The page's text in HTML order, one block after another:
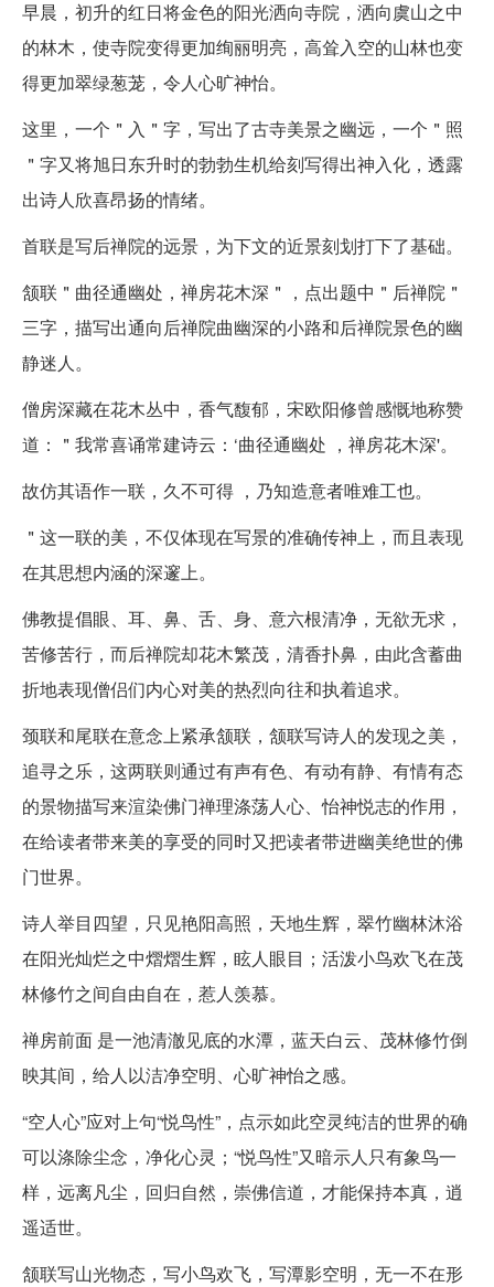
早晨，初升的红日将金色的阳光洒向寺院，洒向虞山之中
的林木，使寺院变得更加绚丽明亮，高耸入空的山林也变
得更加翠绿葱茏，令人心旷神怡。
这里，一个＂入＂字，写出了古寺美景之幽远，一个＂照
＂字又将旭日东升时的勃勃生机给刻写得出神入化，透露
出诗人欣喜昂扬的情绪。
首联是写后禅院的远景，为下文的近景刻划打下了基础。
颔联＂曲径通幽处，禅房花木深＂，点出题中＂后禅院＂
三字，描写出通向后禅院曲幽深的小路和后禅院景色的幽
静迷人。
僧房深藏在花木丛中，香气馥郁，宋欧阳修曾感慨地称赞
道：＂我常喜诵常建诗云：‘曲径通幽处 ，禅房花木深'。
故仿其语作一联，久不可得 ，乃知造意者唯难工也。
＂这一联的美，不仅体现在写景的准确传神上，而且表现
在其思想内涵的深邃上。
佛教提倡眼、耳、鼻、舌、身、意六根清净，无欲无求，
苦修苦行，而后禅院却花木繁茂，清香扑鼻，由此含蓄曲
折地表现僧侣们内心对美的热烈向往和执着追求。
颈联和尾联在意念上紧承颔联，颔联写诗人的发现之美，
追寻之乐，这两联则通过有声有色、有动有静、有情有态
的景物描写来渲染佛门禅理涤荡人心、怡神悦志的作用，
在给读者带来美的享受的同时又把读者带进幽美绝世的佛
门世界。
诗人举目四望，只见艳阳高照，天地生辉，翠竹幽林沐浴
在阳光灿烂之中熠熠生辉，眩人眼目；活泼小鸟欢飞在茂
林修竹之间自由自在，惹人羡慕。
禅房前面 是一池清澈见底的水潭，蓝天白云、茂林修竹倒
映其间，给人以洁净空明、心旷神怡之感。
“空人心”应对上句“悦鸟性”，点示如此空灵纯洁的世界的确
可以涤除尘念，净化心灵；“悦鸟性”又暗示人只有象鸟一
样，远离凡尘，回归自然，崇佛信道，才能保持本真，逍
遥适世。
颔联写山光物态，写小鸟欢飞，写潭影空明，无一不在形